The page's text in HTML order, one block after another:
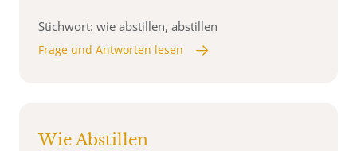
Stichwort: wie abstillen, abstillen
Frage und Antworten lesen
Wie Abstillen